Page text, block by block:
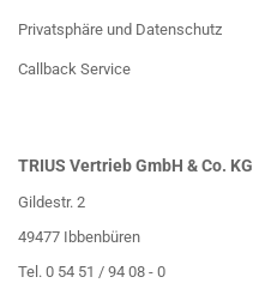
Privatsphäre und Datenschutz
Callback Service
TRIUS Vertrieb GmbH & Co. KG
Gildestr. 2
49477 Ibbenbüren
Tel. 0 54 51 / 94 08 - 0